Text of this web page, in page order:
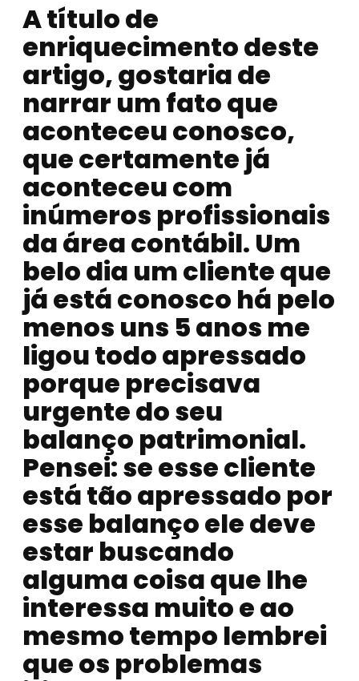
A título de
enriquecimento deste
artigo, gostaria de
narrar um fato que
aconteceu conosco,
que certamente já
aconteceu com
inúmeros profissionais
da área contábil. Um
belo dia um cliente que
já está conosco há pelo
menos uns 5 anos me
ligou todo apressado
porque precisava
urgente do seu
balanço patrimonial.
Pensei: se esse cliente
está tão apressado por
esse balanço ele deve
estar buscando
alguma coisa que lhe
interessa muito e ao
mesmo tempo lembrei
que os problemas